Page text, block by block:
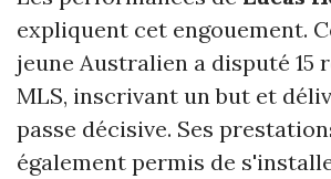
expliquent cet engouement.
jeune Australien a disputé 15
MLS, inscrivant un but et
passe décisive. Ses
également permis de